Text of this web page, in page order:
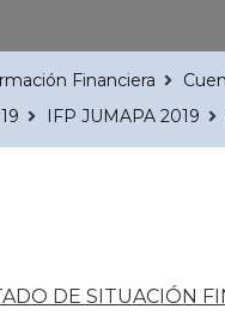
Financiera
IFP JUMAPA 2019
DE SITUACIÓN